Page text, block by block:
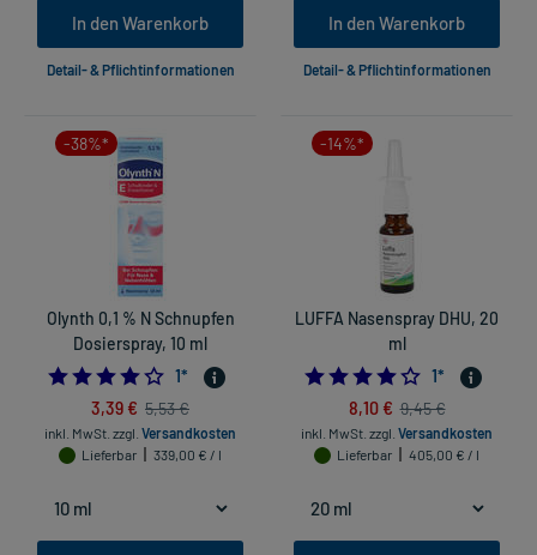
In den Warenkorb
Detail- & Pflichtinformationen
In den Warenkorb
Detail- & Pflichtinformationen
-38%*
Olynth 0,1 % N Schnupfen
Dosierspray, 10 ml
4.0
1*
3,39 € 5,53 €
inkl. MwSt. zzgl. Versandkosten
Lieferbar
339,00 € / l
-14%*
LUFFA Nasenspray DHU, 20
ml
4.0
1*
8,10 € 9,45 €
inkl. MwSt. zzgl. Versandkosten
Lieferbar
405,00 € / l